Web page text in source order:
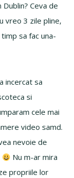
Ceva de
vreo 3 zile pline,
sa fac una-
incercat sa
si
cele mai
video samd.
nevoie de
Nu m-ar mira
propriile lor